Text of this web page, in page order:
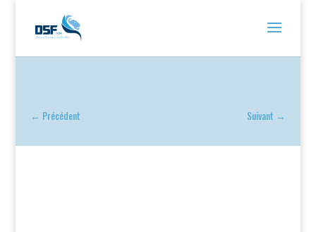
← Précédent Suivant →